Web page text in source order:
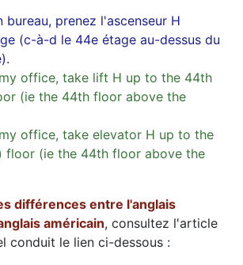
bureau, prenez l'ascenseur H
(c-à-d le 44e étage au-dessus du
office, take lift H up to the 44th
(ie the 44th floor above the
office, take elevator H up to the
(ie the 44th floor above the
différences entre l'anglais
américain, consultez l'article
conduit le lien ci-dessous :